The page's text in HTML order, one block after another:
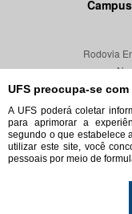
UFS preocupa-se
A UFS poderá coletar
para aprimorar a
segundo o que estabelece
utilizar este site, você
pessoais por meio de
Rodovia
© 2026.